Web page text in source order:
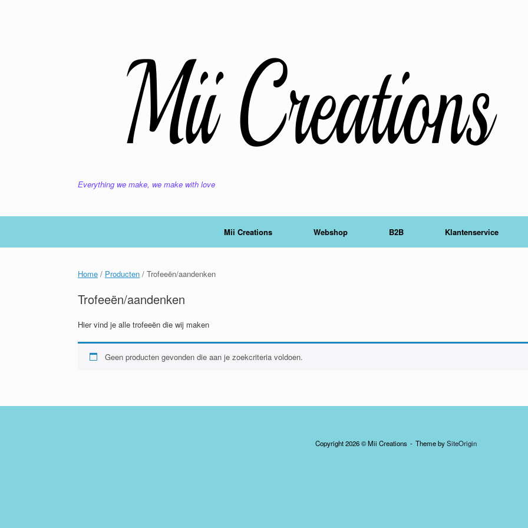
Everything we make, we make with love
Mii Creations Webshop B2B Klantenservice
Home / Producten / Trofeeën/aandenken
Trofeeën/aandenken
Hier vind je alle trofeeën die wij maken
Geen producten gevonden die aan je zoekcriteria voldoen.
Copyright 2026 © Mii Creations Theme bySiteOrigin